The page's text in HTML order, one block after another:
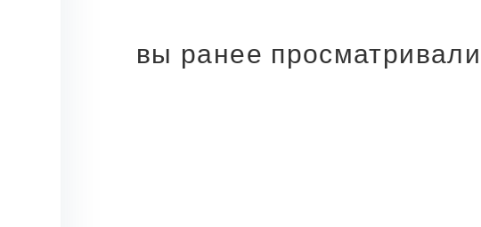
вы ранее просматривали